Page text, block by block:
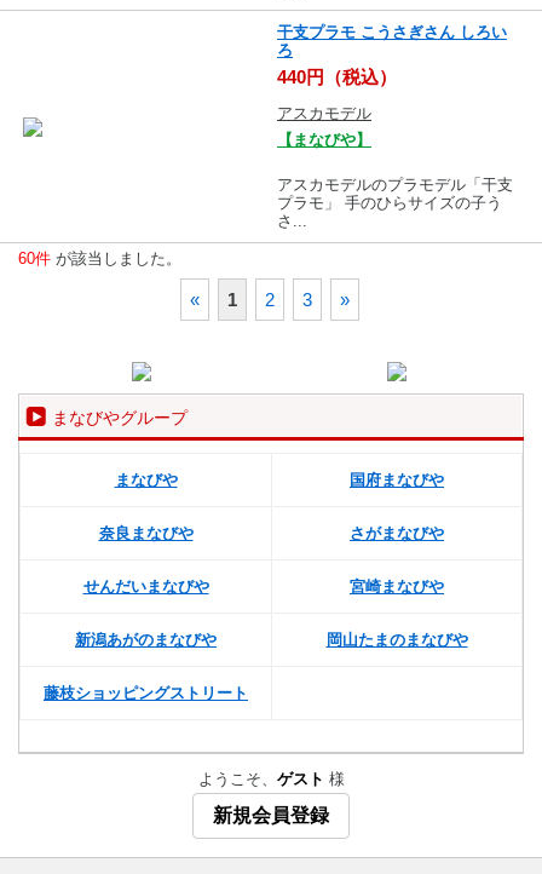
干支プラモ こうさぎさん しろい
ろ
440円（税込）
アスカモデル
【まなびや】
アスカモデルのプラモデル「干支
プラモ」 手のひらサイズの子う
さ...
60件 が該当しました。
« 1 2 3 »
まなびやグループ
まなびや 国府まなびや
奈良まなびや さがまなびや
せんだいまなびや 宮崎まなびや
新潟あがのまなびや 岡山たまのまなびや
藤枝ショッピングストリート
ようこそ、 ゲスト 様
新規会員登録